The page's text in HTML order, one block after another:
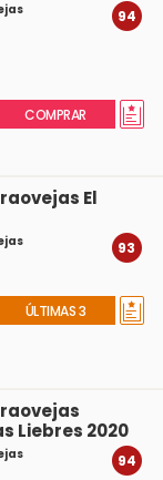
94
COMPRAR
El
93
ÚLTIMAS 3
Liebres 2020
94